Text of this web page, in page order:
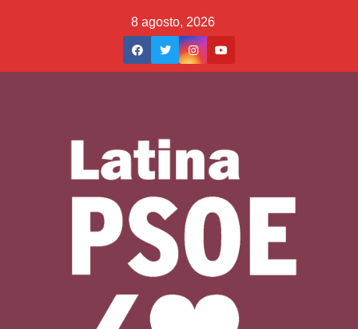
8 agosto, 2026